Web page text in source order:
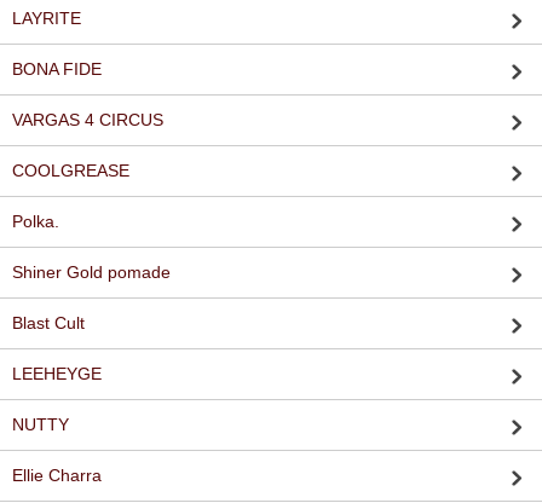
LAYRITE
BONA FIDE
VARGAS 4 CIRCUS
COOLGREASE
Polka.
Shiner Gold pomade
Blast Cult
LEEHEYGE
NUTTY
Ellie Charra